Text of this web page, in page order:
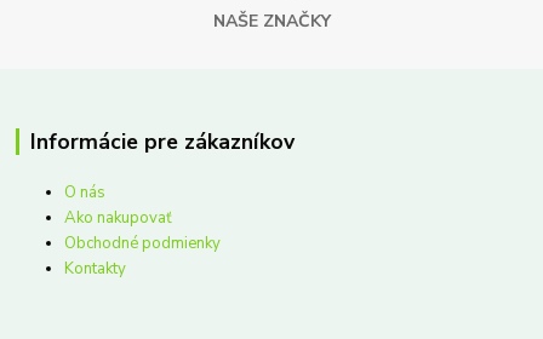
NAŠE ZNAČKY
Informácie pre zákazníkov
O nás
Ako nakupovať
Obchodné podmienky
Kontakty